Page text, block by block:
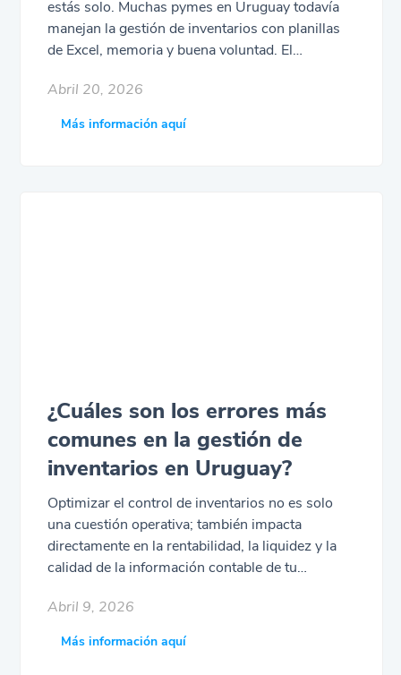
estás solo. Muchas pymes en Uruguay todavía
manejan la gestión de inventarios con planillas
de Excel, memoria y buena voluntad. El
cierto punto: cuando el negocio crece, empiezan
los errores, faltantes, sobrestock y pérdidas
difíciles de detectar. Optimizar tu inventario no
Abril 20, 2026
Más información aquí
¿Cuáles son los errores más
comunes en la gestión de
inventarios en Uruguay?
Optimizar el control de inventarios no es solo
una cuestión operativa; también impacta
directamente en la rentabilidad, la liquidez y la
calidad de la información contable de tu
suelen pasar desapercibidos hasta que afectan
los resultados financieros o generan
inconsistencias fiscales. En este artículo,
Abril 9, 2026
Más información aquí